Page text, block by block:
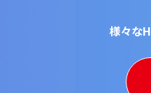
様々な